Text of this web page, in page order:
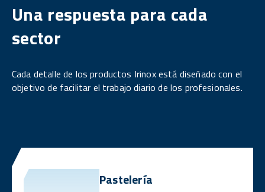
Una respuesta para cada
sector
Cada detalle de los productos Irinox está diseñado con el
objetivo de facilitar el trabajo diario de los profesionales.
Pastelería